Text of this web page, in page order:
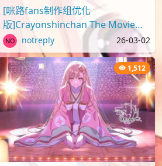
[咪路fans制作组优化
版]Crayonshinchan The Movie
2025 蜡笔小新剧场版2025 超华
丽！灼热的春日部舞者们[..
notreply 26-03-02
1,512